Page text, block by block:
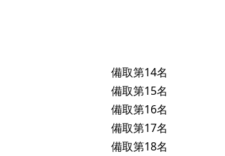
備取第14名
備取第15名
備取第16名
備取第17名
備取第18名